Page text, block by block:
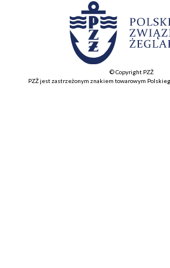
© Copyright PZŻ
PZŻ jest zastrzeżonym znakiem towarowym